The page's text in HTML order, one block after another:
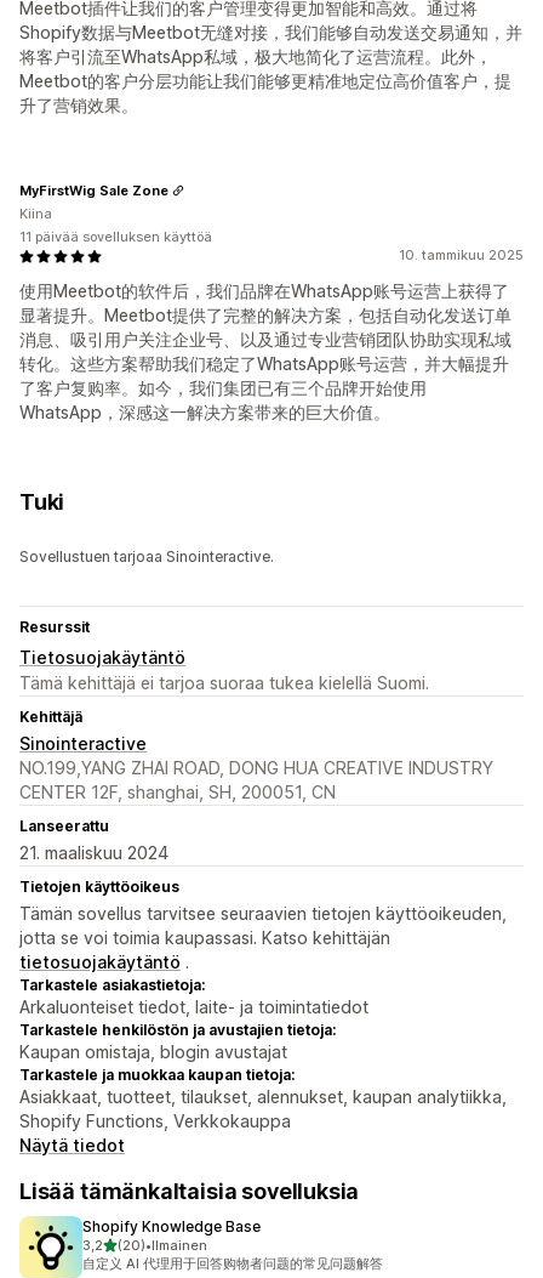
Meetbot插件让我们的客户管理变得更加智能和高效。通过将
Shopify数据与Meetbot无缝对接，我们能够自动发送交易通知，并
将客户引流至WhatsApp私域，极大地简化了运营流程。此外，
Meetbot的客户分层功能让我们能够更精准地定位高价值客户，提
升了营销效果。
10. tammikuu 2025
使用Meetbot的软件后，我们品牌在WhatsApp账号运营上获得了
显著提升。Meetbot提供了完整的解决方案，包括自动化发送订单
消息、吸引用户关注企业号、以及通过专业营销团队协助实现私域
转化。这些方案帮助我们稳定了WhatsApp账号运营，并大幅提升
了客户复购率。如今，我们集团已有三个品牌开始使用
WhatsApp，深感这一解决方案带来的巨大价值。
MyFirstWig Sale Zone
Kiina
11 päivää sovelluksen käyttöä
Tuki
Sovellustuen tarjoaa Sinointeractive.
Resurssit
Tietosuojakäytäntö
Tämä kehittäjä ei tarjoa suoraa tukea kielellä Suomi.
Kehittäjä
Sinointeractive
NO.199,YANG ZHAI ROAD, DONG HUA CREATIVE INDUSTRY
CENTER 12F, shanghai, SH, 200051, CN
Lanseerattu
21. maaliskuu 2024
Tietojen käyttöoikeus
Tämän sovellus tarvitsee seuraavien tietojen käyttöoikeuden,
jotta se voi toimia kaupassasi. Katso kehittäjän
tietosuojakäytäntö .
Tarkastele asiakastietoja:
Arkaluonteiset tiedot, laite- ja toimintatiedot
Tarkastele henkilöstön ja avustajien tietoja:
Kaupan omistaja, blogin avustajat
Tarkastele ja muokkaa kaupan tietoja:
Asiakkaat, tuotteet, tilaukset, alennukset, kaupan analytiikka,
Shopify Functions, Verkkokauppa
Näytä tiedot
Lisää tämänkaltaisia sovelluksia
Shopify Knowledge Base
3,2/ 5 tähteä
(20)
20 arvostelua yhteensä
•Ilmainen
自定义 AI 代理用于回答购物者问题的常见问题解答